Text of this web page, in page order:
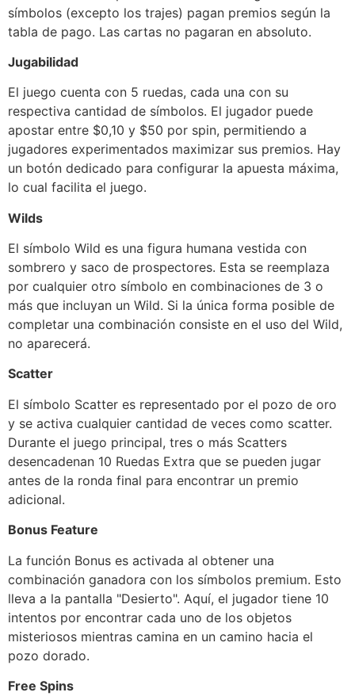
símbolos (excepto los trajes) pagan premios según la
tabla de pago. Las cartas no pagaran en absoluto.
Jugabilidad
El juego cuenta con 5 ruedas, cada una con su
respectiva cantidad de símbolos. El jugador puede
apostar entre $0,10 y $50 por spin, permitiendo a
jugadores experimentados maximizar sus premios. Hay
un botón dedicado para configurar la apuesta máxima,
lo cual facilita el juego.
Wilds
El símbolo Wild es una figura humana vestida con
sombrero y saco de prospectores. Esta se reemplaza
por cualquier otro símbolo en combinaciones de 3 o
más que incluyan un Wild. Si la única forma posible de
completar una combinación consiste en el uso del Wild,
no aparecerá.
Scatter
El símbolo Scatter es representado por el pozo de oro
y se activa cualquier cantidad de veces como scatter.
Durante el juego principal, tres o más Scatters
desencadenan 10 Ruedas Extra que se pueden jugar
antes de la ronda final para encontrar un premio
adicional.
Bonus Feature
La función Bonus es activada al obtener una
combinación ganadora con los símbolos premium. Esto
lleva a la pantalla "Desierto". Aquí, el jugador tiene 10
intentos por encontrar cada uno de los objetos
misteriosos mientras camina en un camino hacia el
pozo dorado.
Free Spins